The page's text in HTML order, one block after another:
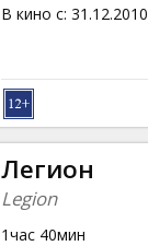
В кино с: 31.12.2010
Легион
Legion
1час 40мин